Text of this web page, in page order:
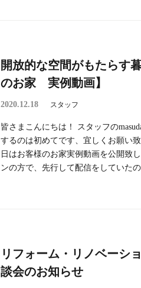
開放的な空間がもたらす
のお家 実例動画】
2020.12.18 スタッフ
皆さまこんにちは！ スタッフの
するのは初めてです、宜しくお願い
日はお客様のお家実例動画を公開致
ンの方で、先行して配信をしていた
リフォーム・リノベーシ
談会のお知らせ